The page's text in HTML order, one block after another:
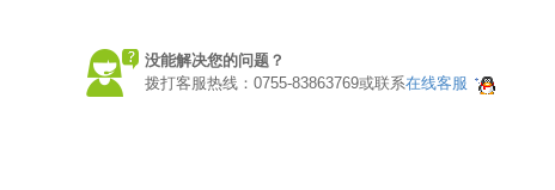
没能解决您的问题？
拨打客服热线：0755-83863769或联系在线客服